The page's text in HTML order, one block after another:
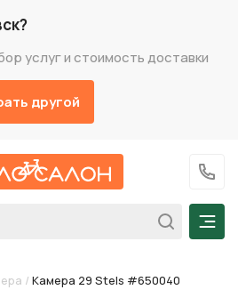
услуг и стоимость доставки
другой
На главную
+7
/ Камера 29 Stels #650040